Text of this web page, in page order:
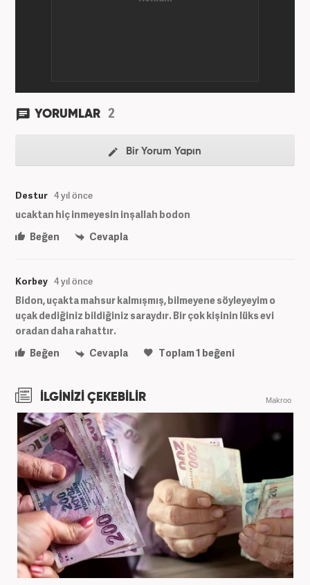
YORUMLAR 2
Bir Yorum Yapın
Destur 4 yıl önce
ucaktan hiç inmeyesin inşallah bodon
Beğen
Cevapla
Korbey 4 yıl önce
Bidon, uçakta mahsur kalmışmış, bilmeyene söyleyeyim o
uçak dediğiniz bildiğiniz saraydır. Bir çok kişinin lüks evi
oradan daha rahattır.
Beğen
Cevapla Toplam1 beğeni
İLGİNİZİ ÇEKEBİLİR Makroo